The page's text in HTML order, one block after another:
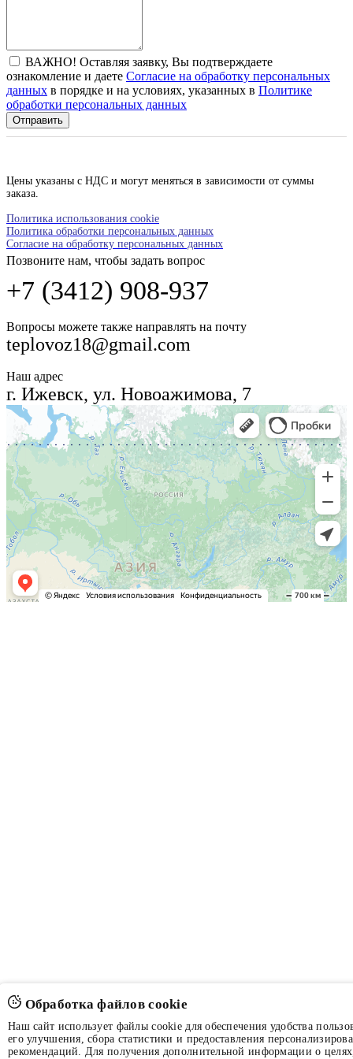
ВАЖНО! Оставляя заявку, Вы подтверждаете
ознакомление и даете Согласие на обработку персональных
данных в порядке и на условиях, указанных в Политике
обработки персональных данных
Отправить
Цены указаны с НДС и могут меняться в зависимости от суммы
заказа.
Политика использования cookie
Политика обработки персональных данных
Согласие на обработку персональных данных
Позвоните нам, чтобы задать вопрос
+7 (3412) 908-937
Вопросы можете также направлять на почту
teplovoz18@gmail.com
Наш адрес
г. Ижевск, ул. Новоажимова, 7
Обработка файлов cookie
Наш сайт использует файлы cookie для обеспечения удобства
его улучшения, сбора статистики и предоставления
рекомендаций. Для получения дополнительной информации о